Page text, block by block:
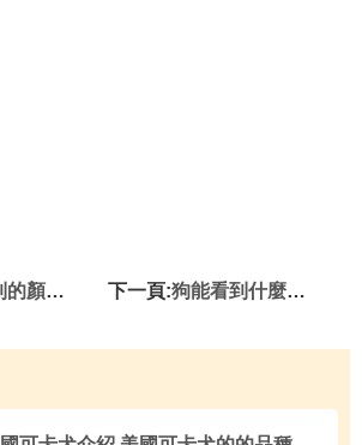
色都不能分辨 下一頁:狗能看到什麼顏色 並不是單純的色盲